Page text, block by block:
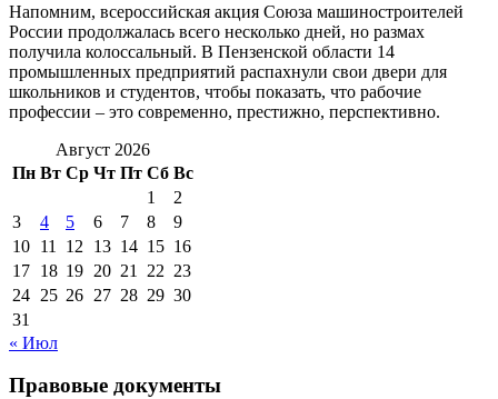
Напомним, всероссийская акция Союза машиностроителей
России продолжалась всего несколько дней, но размах
получила колоссальный. В Пензенской области 14
промышленных предприятий распахнули свои двери для
школьников и студентов, чтобы показать, что рабочие
профессии – это современно, престижно, перспективно.
Август 2026
Пн Вт Ср Чт Пт Сб Вс
1
2
3
4 5 6 7 8
9
10 11 12 13 14 15 16
17 18 19 20 21 22 23
24 25 26 27 28 29 30
31
« Июл
Правовые документы